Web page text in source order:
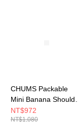
CHUMS Packable
Mini Banana Shoulder
Bag可收納肩背包(約
3L) Teal Crazy
NT$972
NT$1,080